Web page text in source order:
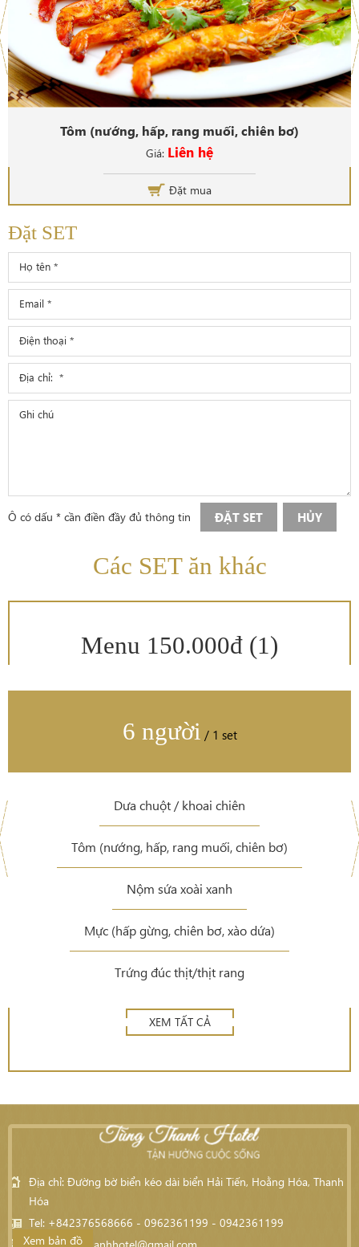
Tôm (nướng, hấp, rang muối, chiên bơ)
Giá: Liên hệ
Đặt mua
Đặt SET
Ô có dấu * cần điền đầy đủ thông tin ĐẶT SET HỦY
Các SET ăn khác
Menu 150.000đ (1)
6 người / 1 set
Dưa chuột / khoai chiên
Tôm (nướng, hấp, rang muối, chiên bơ)
Nộm sứa xoài xanh
Mực (hấp gừng, chiên bơ, xào dứa)
Trứng đúc thịt/thịt rang
XEM TẤT CẢ
Địa chỉ: Đường bờ biển kéo dài biển Hải Tiến, Hoằng Hóa, Thanh
Hóa
Tel: +842376568666 - 0962361199 - 0942361199
Email:tungthanhhotel@gmail.com
Xem bản đồ